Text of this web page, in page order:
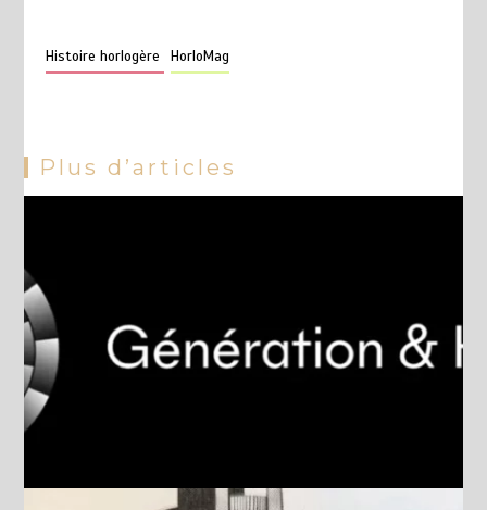
Histoire horlogère HorloMag
Plus d’articles